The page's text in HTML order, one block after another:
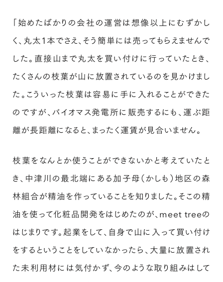
「始めたばかりの会社の運営は想像以上にむずかし
く、丸太1本でさえ、そう簡単には売ってもらえませんで
した。直接山まで丸太を買い付けに行っていたとき、
たくさんの枝葉が山に放置されているのを見かけまし
た。こういった枝葉は容易に手に入れることができた
のですが、バイオマス発電所に販売するにも、運ぶ距
離が長距離になると、まったく運賃が見合いません。
枝葉をなんとか使うことができないかと考えていたと
き、中津川の最北端にある加子母（かしも）地区の森
林組合が精油を作っていることを知りました。そこの精
油を使って化粧品開発をはじめたのが、meet treeの
はじまりです。起業をして、自身で山に入って買い付け
をするということをしていなかったら、大量に放置され
た未利用材には気付かず、今のような取り組みはして